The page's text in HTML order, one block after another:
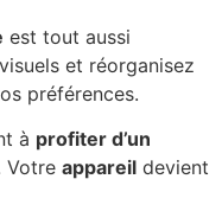
est tout aussi
et réorganisez
préférences.
à profiter d’un
Votre appareil devient